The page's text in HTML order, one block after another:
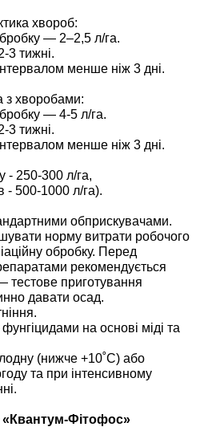
хвороб:
— 2–2,5 л/га.
3 тижні.
менше ніж 3 дні.
з хворобами:
— 4-5 л/га.
3 тижні.
менше ніж 3 дні.
- 250-300 л/га,
- 500-1000 л/га).
обприскувачами.
норму витрати робочого
обробку. Перед
рекомендується
тестове приготування
давати осад.
на основі міді та
(нижче +10˚С) або
та при інтенсивному
«Квантум-Фітофос»